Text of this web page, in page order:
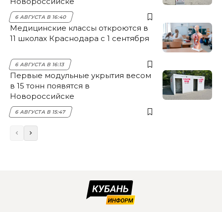
6 АВГУСТА В 16:40
Медицинские классы откроются в
11 школах Краснодара с 1 сентября
6 АВГУСТА В 16:13
Первые модульные укрытия весом
в 15 тонн появятся в
Новороссийске
6 АВГУСТА В 15:47